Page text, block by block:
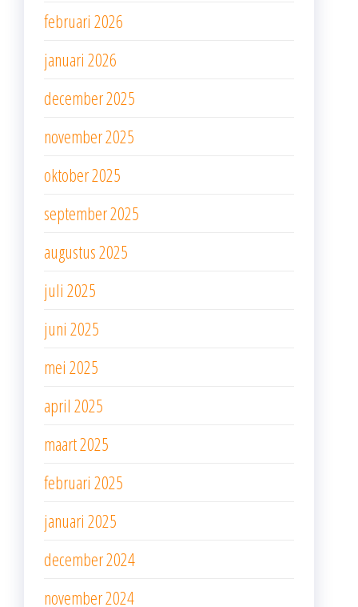
februari 2026
januari 2026
december 2025
november 2025
oktober 2025
september 2025
augustus 2025
juli 2025
juni 2025
mei 2025
april 2025
maart 2025
februari 2025
januari 2025
december 2024
november 2024